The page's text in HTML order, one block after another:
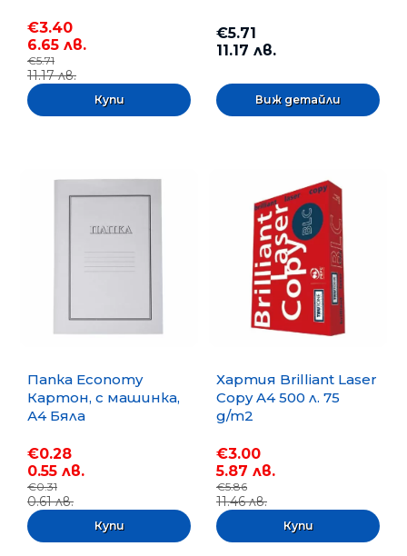
€3.40
6.65 лв.
€5.71
11.17 лв.
€5.71
11.17 лв.
Виж детайли
Папка Economy
Картон, с машинка,
А4 Бяла
€0.28
0.55 лв.
€0.31
0.61 лв.
Хартия Brilliant Laser
Copy A4 500 л. 75
g/m2
€3.00
5.87 лв.
€5.86
11.46 лв.